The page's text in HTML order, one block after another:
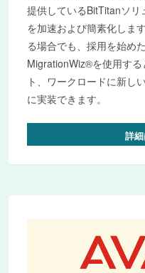
提供しているBitTitanソリ
を加速および簡素化しま
る場合でも、採用を始め
MigrationWiz®を使用す
ト、ワークロードに新し
に実装できます。
詳